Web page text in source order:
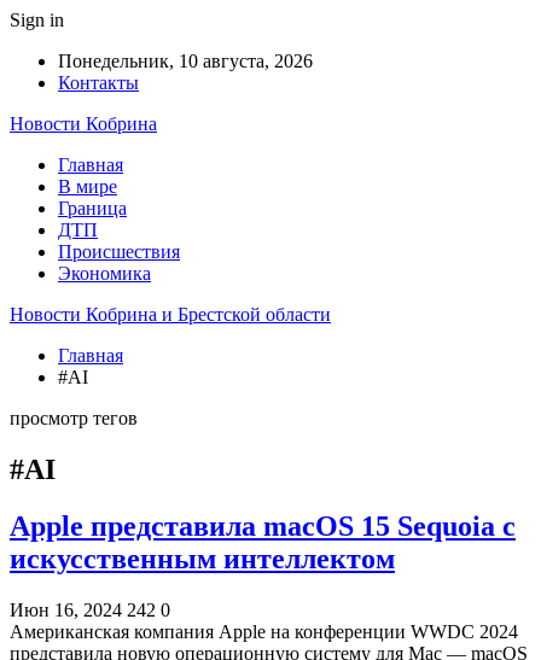
Sign in
Понедельник, 10 августа, 2026
Контакты
Новости Кобрина
Главная
В мире
Граница
ДТП
Происшествия
Экономика
Новости Кобрина и Брестской области
Главная
#AI
просмотр тегов
#AI
Apple представила macOS 15 Sequoia с
искусственным интеллектом
Июн 16, 2024 242 0
Американская компания Apple на конференции WWDC 2024
представила новую операционную систему для Mac — macOS